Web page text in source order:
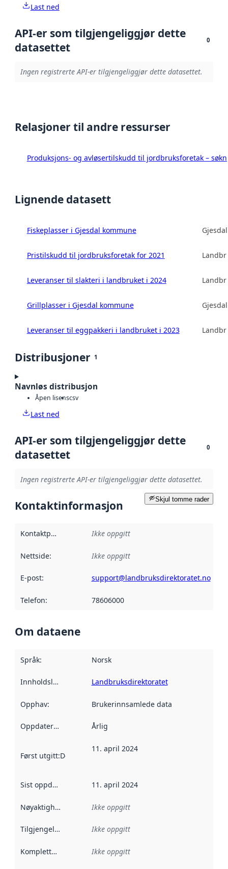
Last ned
API-er som tilgjengeliggjør dette
datasettet
0
Ingen registrerte API-er tilgjengeliggjør dette datasettet.
Relasjoner til andre ressurser
Produksjons- og avløsertilskudd til jordbruksforetak –
Lignende datasett
Fiskeplasser i Gjesdal kommune
Pristilskudd til jordbruksforetak for 2021
Leveranser til slakteri i landbruket i 2024
Grillplasser i Gjesdal kommune
Leveranser til eggpakkeri i landbruket i 2023
Distribusjoner 1
Navnløs distribusjon
Åpen lisenscsv
Last ned
API-er som tilgjengeliggjør dette
datasettet
0
Ingen registrerte API-er tilgjengeliggjør dette datasettet.
Skjul tomme rader
Kontaktinformasjon
Kontaktpunkt Ikke oppgitt
Nettside: Ikke oppgitt
E-post: support@landbruksdirektoratet.no
Telefon: 78606000
Om dataene
Språk: Norsk
Innholdsleverandører :
Landbruksdirektoratet
Opphav: Brukerinnsamlede data
Oppdateringsfrekvens :
Årlig
Først utgitt:Denne datoen sier når dataene i dette
11. april 2024
Sist oppdatert 11. april 2024
Nøyaktighet Ikke oppgitt
Tilgjengelighet Ikke oppgitt
Kompletthet Ikke oppgitt